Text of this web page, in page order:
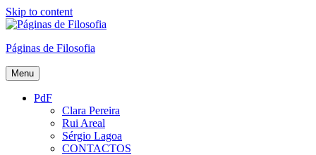
Skip to content
Páginas de Filosofia
Menu
PdF
Clara Pereira
Rui Areal
Sérgio Lagoa
CONTACTOS